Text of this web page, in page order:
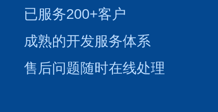
已服务200+客户
成熟的开发服务体系
售后问题随时在线处理